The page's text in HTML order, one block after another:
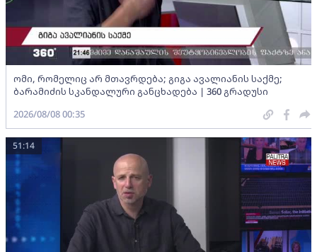
ომი, რომელიც არ მთავრდება; გიგა ავალიანის საქმე;
ბარამიძის სკანდალური განცხადება | 360 გრადუსი
2026/08/08 00:35
51:14